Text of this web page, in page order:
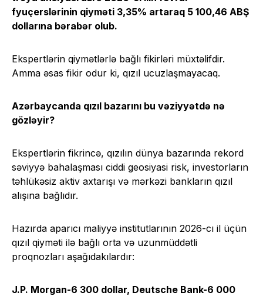
fyuçerslərinin qiyməti 3,35% artaraq 5 100,46 ABŞ
dollarına bərabər olub.
Ekspertlərin qiymətlərlə bağlı fikirləri müxtəlifdir.
Amma əsas fikir odur ki, qızıl ucuzlaşmayacaq.
Azərbaycanda qızıl bazarını bu vəziyyətdə nə
gözləyir?
Ekspertlərin fikrincə, qızılın dünya bazarında rekord
səviyyə bahalaşması ciddi geosiyasi risk, investorların
təhlükəsiz aktiv axtarışı və mərkəzi bankların qızıl
alışına bağlıdır.
Hazırda aparıcı maliyyə institutlarının 2026-cı il üçün
qızıl qiyməti ilə bağlı orta və uzunmüddətli
proqnozları aşağıdakılardır:
J.P. Morgan-6 300 dollar, Deutsche Bank-6 000